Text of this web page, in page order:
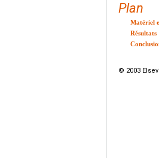
Plan
Matériel
Résultats
© 2003